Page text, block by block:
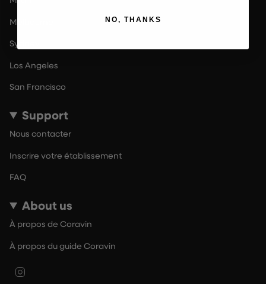
Melbourne
Sydney
Los Angeles
San Francisco
Support
Nous contacter
Inscrire votre établissement
FAQ
About us
À propos de Coravin
À propos du guide Coravin
NO, THANKS